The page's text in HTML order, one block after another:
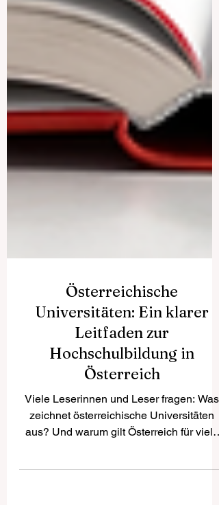
Österreichische
Universitäten: Ein klarer
Leitfaden zur
Hochschulbildung in
Österreich
Viele Leserinnen und Leser fragen: Was